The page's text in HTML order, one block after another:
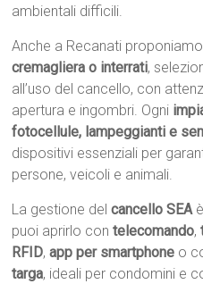
ambientali difficili.
Anche a Recanati
cremagliera o interrati,
all’uso del cancello, con
apertura e ingombri. Ogni
fotocellule, lampeggianti e
dispositivi essenziali per
persone, veicoli e animali.
La gestione delcancello SEA
puoi aprirlo contelecomando,
RFID,app per smartphone o
targa, ideali per condomini e